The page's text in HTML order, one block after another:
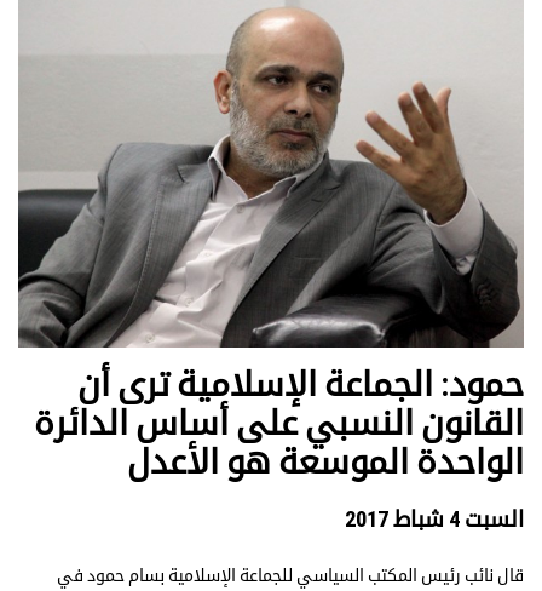
حمود: الجماعة الإسلامية ترى أن
القانون النسبي على أساس الدائرة
الواحدة الموسعة هو الأعدل
السبت 4 شباط 2017
قال نائب رئيس المكتب السياسي للجماعة الإسلامية بسام حمود في